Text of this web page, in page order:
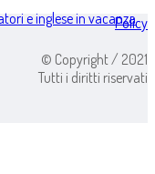
e inglese in vacanza
Policy
© Copyright / 2021
Tutti i diritti riservati